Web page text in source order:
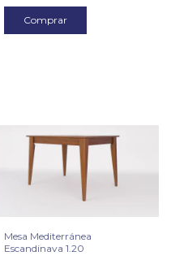
Mesa Mediterránea
Escandinava 1.20